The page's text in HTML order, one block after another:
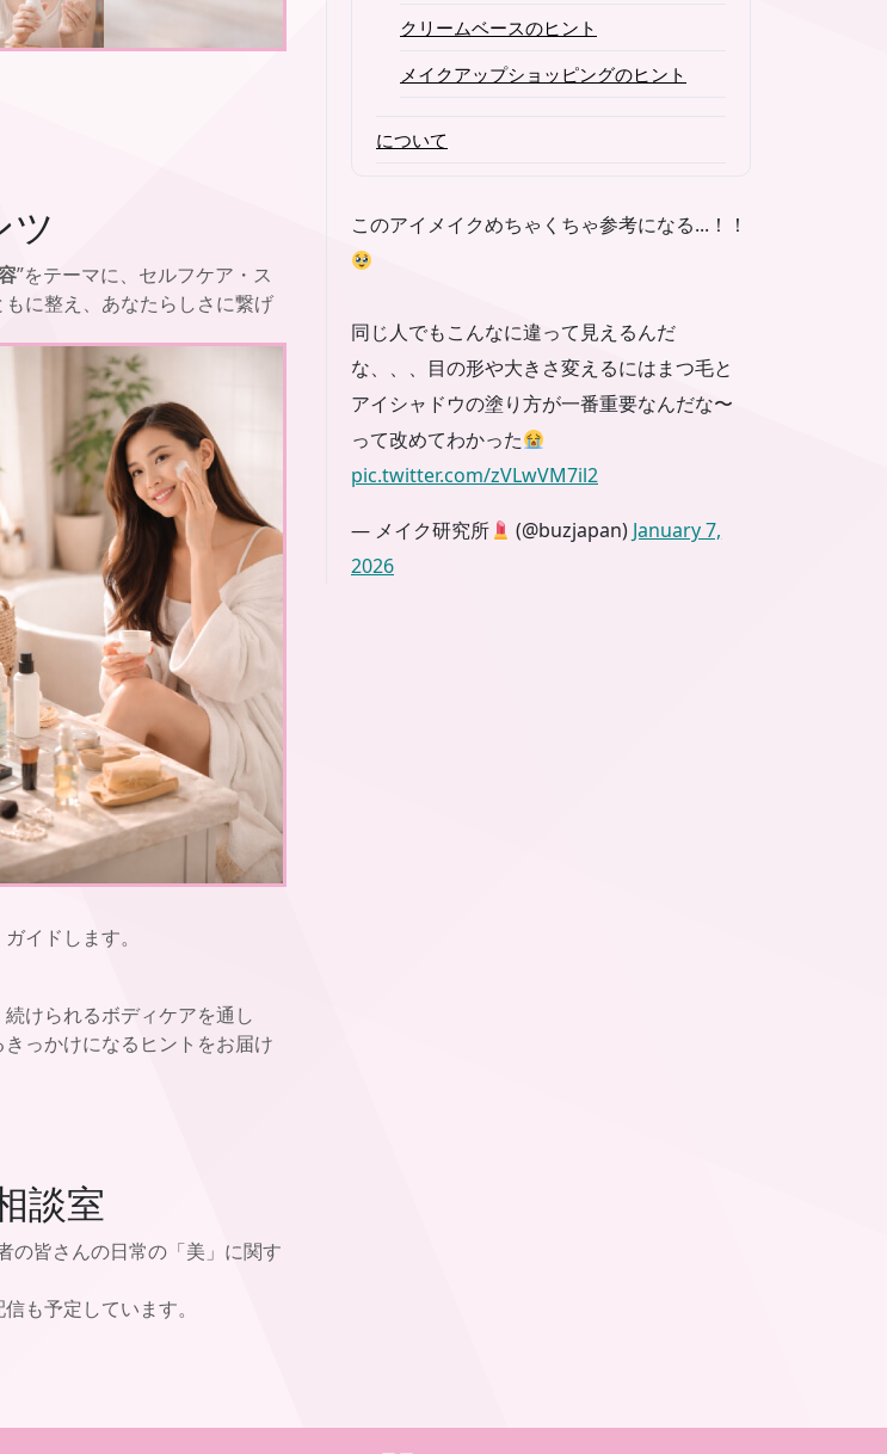
ツ
”をテーマに、セルフケア・ス
に整え、あなたらしさに繋げ
イドします。
けられるボディケアを通し
っかけになるヒントをお届け
談室
の皆さんの日常の「美」に関す
も予定しています。
クリームベースのヒント
メイクアップショッピングのヒント
について
このアイメイクめちゃくちゃ参考になる...！！
同じ人でもこんなに違って見えるんだ
な、、、目の形や大きさ変えるにはまつ毛と
アイシャドウの塗り方が一番重要なんだな〜
って改めてわかった
pic.twitter.com/zVLwVM7il2
— メイク研究所 (@buzjapan) January 7,
2026